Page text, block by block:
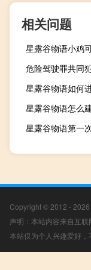
相关问题
星露谷物语小鸡
危险驾驶罪共同
星露谷物语如何
星露谷物语怎么
星露谷物语第一
Copyright © 2012 - 2026
声明：本站内容来自互
本站仅为个人兴趣爱好